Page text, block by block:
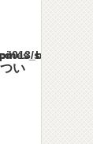
gorgeous_tcd013/single.php
い